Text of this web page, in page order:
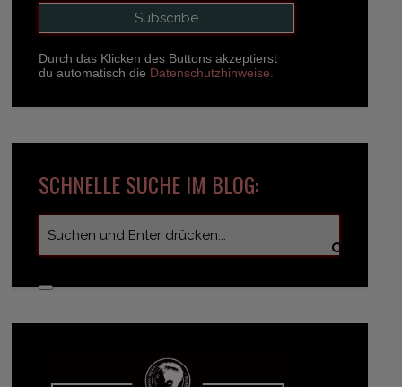
Durch das Klicken des Buttons akzeptierst
du automatisch die Datenschutzhinweise.
SCHNELLE SUCHE IM BLOG: